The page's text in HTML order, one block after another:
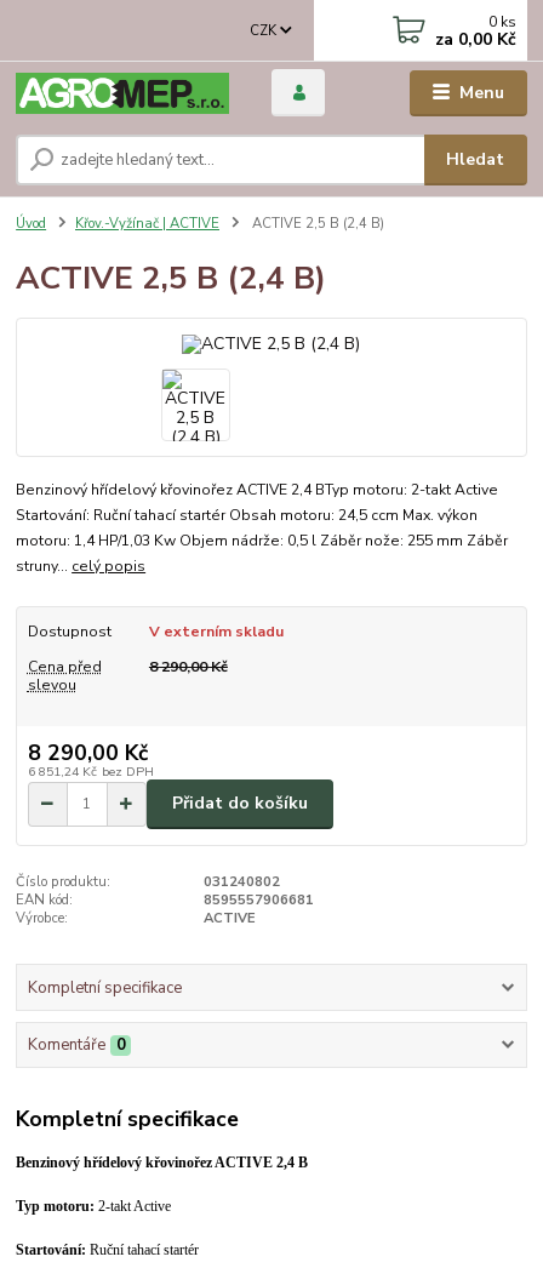
Menu
CZK
Hledat
0 ks
za 0,00 Kč
Úvod Křov.-Vyžínač | ACTIVE ACTIVE 2,5 B (2,4 B)
ACTIVE 2,5 B (2,4 B)
Benzinový hřídelový křovinořez ACTIVE 2,4 BTyp motoru: 2-takt Active
Startování: Ruční tahací startér Obsah motoru: 24,5 ccm Max. výkon
motoru: 1,4 HP/1,03 Kw Objem nádrže: 0,5 l Záběr nože: 255 mm Záběr
struny... celý popis
Dostupnost
V externím skladu
Cena před
slevou
8 290,00 Kč
8 290,00 Kč
6 851,24 Kč bez DPH
Přidat do košíku
Číslo produktu:
031240802
EAN kód:
8595557906681
Výrobce:
ACTIVE
Kompletní specifikace
Komentáře 0
Kompletní specifikace
Benzinový hřídelový křovinořez ACTIVE 2,4 B
Typ motoru:2-takt Active
Startování:Ruční tahací startér